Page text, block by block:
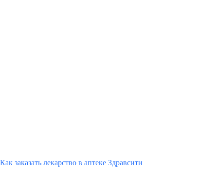
Как заказать лекарство в аптеке Здравсити